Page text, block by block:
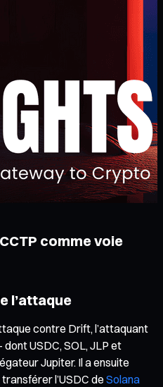
comme voie
l’attaque
contre Drift, l’attaquant
USDC, SOL, JLP et
Jupiter. Il a ensuite
l’USDC de Solana